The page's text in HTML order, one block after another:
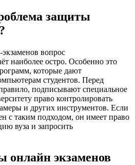
защиты
вопрос
наиболее остро. Особенно это
которые дают
студентов. Перед
подписывают специальное
право контролировать
и других инструментов. Если
с таким подходом, он имеет право
вуза и запросить
экзаменов